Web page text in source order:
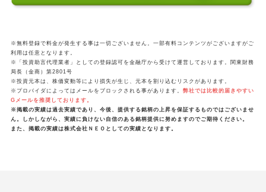
※無料登録で料金が発生する事は一切ございません。一部有料コンテンツがございますがご
利用は任意となります。
※「投資助言代理業者」としての登録認可を金融庁から受けて運営しております。関東財務
局長（金商）第2801号
※投資元本は、株価変動等により損失が生じ、元本を割り込むリスクがあります。
※プロバイダによってはメールをブロックされる事があります。 弊社では比較的届きやすい
Gメールを推奨しております。
※掲載の実績は過去実績であり、今後、提供する銘柄の上昇を保証するものではございませ
ん。しかしながら、実績に負けない自信のある銘柄提供に努めますのでご期待ください。
また、掲載の実績は株式会社ＮＥＯとしての実績となります。